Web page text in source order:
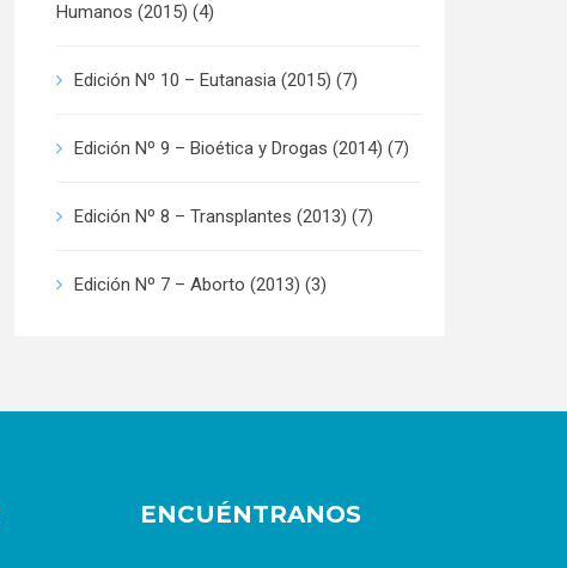
Humanos (2015) (4)
Edición Nº 10 – Eutanasia (2015) (7)
Edición Nº 9 – Bioética y Drogas (2014) (7)
Edición Nº 8 – Transplantes (2013) (7)
Edición Nº 7 – Aborto (2013) (3)
ENCUÉNTRANOS